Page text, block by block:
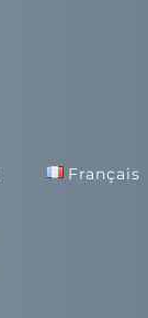
Français